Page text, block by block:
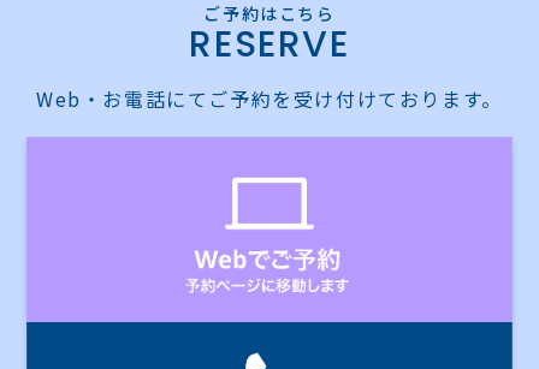
RESERVE
Web・お電話にてご予約を受け付けております。